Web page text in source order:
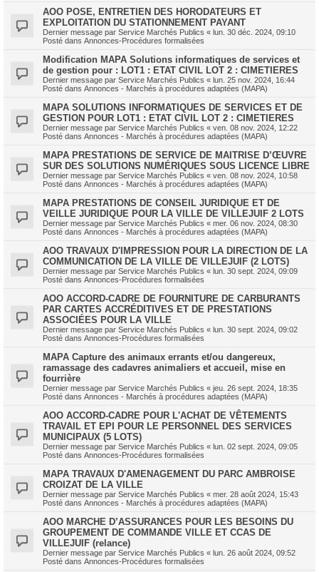
AOO POSE, ENTRETIEN DES HORODATEURS ET
EXPLOITATION DU STATIONNEMENT PAYANT
Dernier message par Service Marchés Publics « lun. 30 déc. 2024, 09:10
Posté dans Annonces-Procédures formalisées
Modification MAPA Solutions informatiques de services et
de gestion pour : LOT1 : ETAT CIVIL LOT 2 : CIMETIERES
Dernier message par Service Marchés Publics « lun. 25 nov. 2024, 16:44
Posté dans Annonces - Marchés à procédures adaptées (MAPA)
MAPA SOLUTIONS INFORMATIQUES DE SERVICES ET DE
GESTION POUR LOT1 : ETAT CIVIL LOT 2 : CIMETIERES
Dernier message par Service Marchés Publics « ven. 08 nov. 2024, 12:22
Posté dans Annonces - Marchés à procédures adaptées (MAPA)
MAPA PRESTATIONS DE SERVICE DE MAITRISE D’ŒUVRE
SUR DES SOLUTIONS NUMÉRIQUES SOUS LICENCE LIBRE
Dernier message par Service Marchés Publics « ven. 08 nov. 2024, 10:58
Posté dans Annonces - Marchés à procédures adaptées (MAPA)
MAPA PRESTATIONS DE CONSEIL JURIDIQUE ET DE
VEILLE JURIDIQUE POUR LA VILLE DE VILLEJUIF 2 LOTS
Dernier message par Service Marchés Publics « mer. 06 nov. 2024, 08:30
Posté dans Annonces - Marchés à procédures adaptées (MAPA)
AOO TRAVAUX D'IMPRESSION POUR LA DIRECTION DE LA
COMMUNICATION DE LA VILLE DE VILLEJUIF (2 LOTS)
Dernier message par Service Marchés Publics « lun. 30 sept. 2024, 09:09
Posté dans Annonces-Procédures formalisées
AOO ACCORD-CADRE DE FOURNITURE DE CARBURANTS
PAR CARTES ACCRÉDITIVES ET DE PRESTATIONS
ASSOCIÉES POUR LA VILLE
Dernier message par Service Marchés Publics « lun. 30 sept. 2024, 09:02
Posté dans Annonces-Procédures formalisées
MAPA Capture des animaux errants et/ou dangereux,
ramassage des cadavres animaliers et accueil, mise en
fourrière
Dernier message par Service Marchés Publics « jeu. 26 sept. 2024, 18:35
Posté dans Annonces - Marchés à procédures adaptées (MAPA)
AOO ACCORD-CADRE POUR L'ACHAT DE VÊTEMENTS
TRAVAIL ET EPI POUR LE PERSONNEL DES SERVICES
MUNICIPAUX (5 LOTS)
Dernier message par Service Marchés Publics « lun. 02 sept. 2024, 09:05
Posté dans Annonces-Procédures formalisées
MAPA TRAVAUX D'AMENAGEMENT DU PARC AMBROISE
CROIZAT DE LA VILLE
Dernier message par Service Marchés Publics « mer. 28 août 2024, 15:43
Posté dans Annonces - Marchés à procédures adaptées (MAPA)
AOO MARCHE D’ASSURANCES POUR LES BESOINS DU
GROUPEMENT DE COMMANDE VILLE ET CCAS DE
VILLEJUIF (relance)
Dernier message par Service Marchés Publics « lun. 26 août 2024, 09:52
Posté dans Annonces-Procédures formalisées